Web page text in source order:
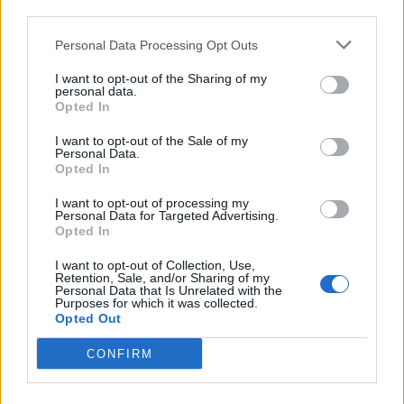
Personal Data Processing Opt Outs
I want to opt-out of the Sharing of my
personal data.
Opted In
I want to opt-out of the Sale of my
Personal Data.
Opted In
I want to opt-out of processing my
Personal Data for Targeted Advertising.
Opted In
I want to opt-out of Collection, Use,
Retention, Sale, and/or Sharing of my
Personal Data that Is Unrelated with the
Purposes for which it was collected.
Opted Out
CONFIRM